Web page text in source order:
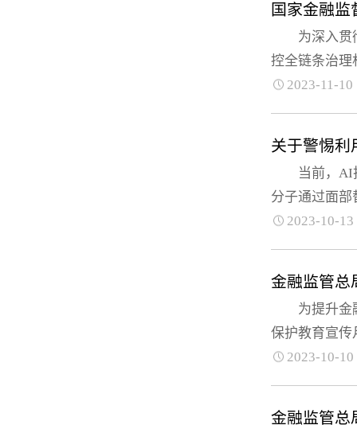
国家金融
为深入贯彻
控全链条治理
2023-11-10
关于警惕利
当前，AI技
分子通过面部
2023-10-13
金融监管总
为提升金融
保护教育宣传
2023-10-10
金融监管总